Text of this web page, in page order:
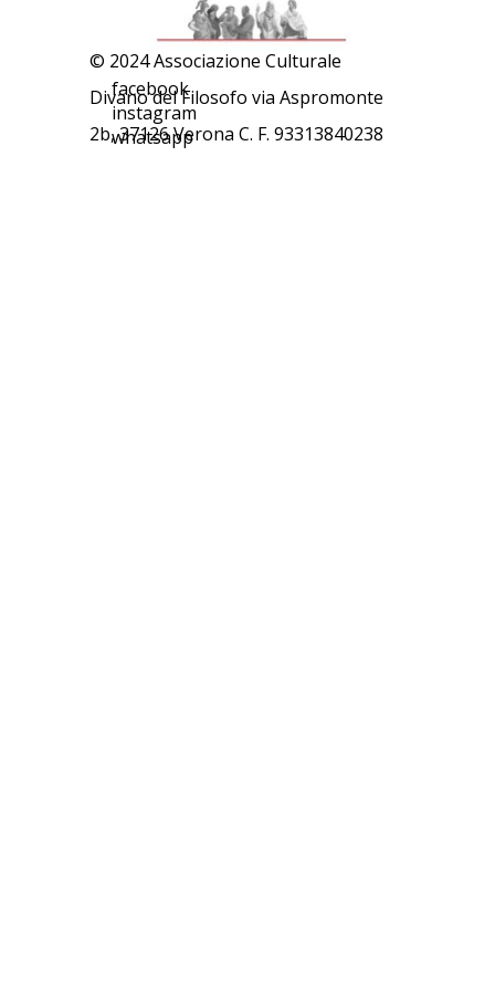
© 2024 Associazione Culturale
Divano del Filosofo via Aspromonte
2b, 37126 Verona C. F. 93313840238
facebook
instagram
whatsapp